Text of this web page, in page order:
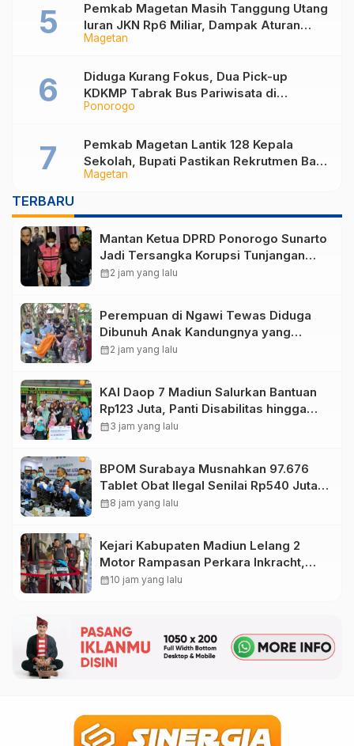
Magetan
Pemkab Magetan Masih Tanggung Utang
Iuran JKN Rp6 Miliar, Dampak Aturan
Berlaku Surut dan Tekanan Fiskal
Ponorogo
Diduga Kurang Fokus, Dua Pick-up
KDKMP Tabrak Bus Pariwisata di
Sukorejo Ponorogo
Magetan
Pemkab Magetan Lantik 128 Kepala
Sekolah, Bupati Pastikan Rekrutmen Baru
Segera Dibuka untuk Isi Jabatan yang
TERBARU
Mantan Ketua DPRD Ponorogo Sunarto
Jadi Tersangka Korupsi Tunjangan
Perumahan
calendar_month2 jam yang lalu
Perempuan di Ngawi Tewas Diduga
Dibunuh Anak Kandungnya yang
mengalami gangguan kejiwaan
calendar_month2 jam yang lalu
KAI Daop 7 Madiun Salurkan Bantuan
Rp123 Juta, Panti Disabilitas hingga
Reog Ponorogo Dapat Prioritas
calendar_month3 jam yang lalu
BPOM Surabaya Musnahkan 97.676
Tablet Obat Ilegal Senilai Rp540 Juta,
Cegah Penyalahgunaan di Kalangan
calendar_month8 jam yang lalu
Kejari Kabupaten Madiun Lelang 2
Motor Rampasan Perkara Inkracht,
Penawaran Dibuka 11 Agustus
calendar_month10 jam yang lalu